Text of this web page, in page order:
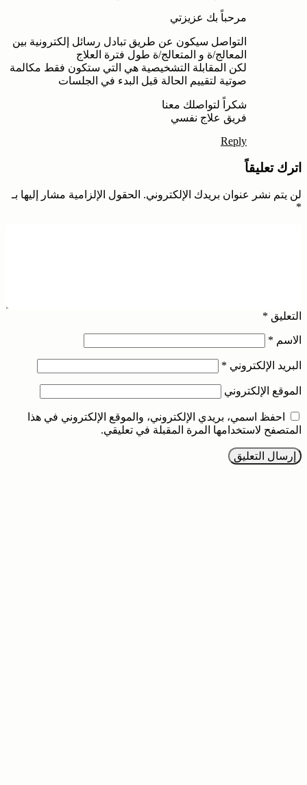
مرحباً بك عزيزتي
التواصل سيكون عن طريق تبادل رسائل إلكترونية بين
المعالج/ة و المتعالج/ة طول فترة العلاج
لكن المقابلة التشخيصية هي التي ستكون فقط مكالمة
صوتية لتقييم الحالة قبل البدء في الجلسات
شكراً لتواصلك معنا
فريق علاج نفسي
Reply
اترك تعليقاً
لن يتم نشر عنوان بريدك الإلكتروني. الحقول الإلزامية مشار إليها بـ
*
التعليق *
الاسم *
البريد الإلكتروني *
الموقع الإلكتروني
احفظ اسمي، بريدي الإلكتروني، والموقع الإلكتروني في هذا
المتصفح لاستخدامها المرة المقبلة في تعليقي.